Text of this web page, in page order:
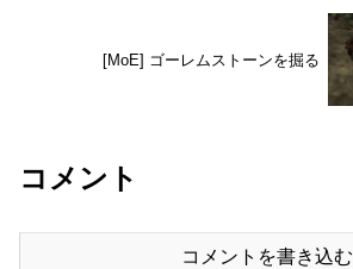
[MoE] ゴーレムストーンを掘る
コメント
コメントを書き込む